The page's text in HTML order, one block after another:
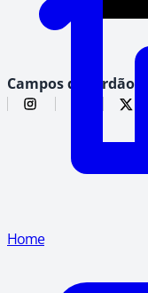
Campos do Jordão,
Home